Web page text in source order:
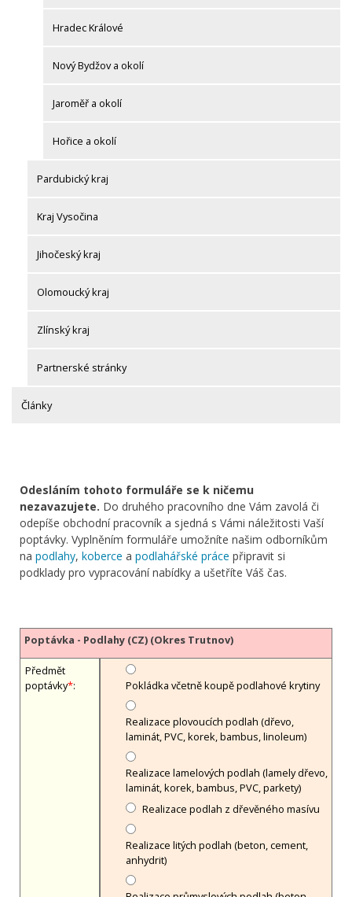
Hradec Králové
Nový Bydžov a okolí
Jaroměř a okolí
Hořice a okolí
Pardubický kraj
Kraj Vysočina
Jihočeský kraj
Olomoucký kraj
Zlínský kraj
Partnerské stránky
Články
Odesláním tohoto formuláře se k ničemu
nezavazujete. Do druhého pracovního dne Vám zavolá či
odepíše obchodní pracovník a sjedná s Vámi náležitosti Vaší
poptávky. Vyplněním formuláře umožníte našim odborníkům
na podlahy, koberce a podlahářské práce připravit si
podklady pro vypracování nabídky a ušetříte Váš čas.
Poptávka - Podlahy (CZ) (Okres Trutnov)
Předmět
poptávky*: Pokládka včetně koupě podlahové krytiny
Realizace plovoucích podlah (dřevo,
laminát, PVC, korek, bambus, linoleum)
Realizace lamelových podlah (lamely dřevo,
laminát, korek, bambus, PVC, parkety)
Realizace podlah z dřevěného masívu
Realizace litých podlah (beton, cement,
anhydrit)